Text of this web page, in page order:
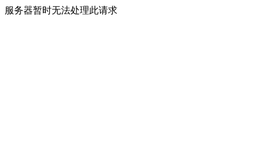
服务器暂时无法处理此请求